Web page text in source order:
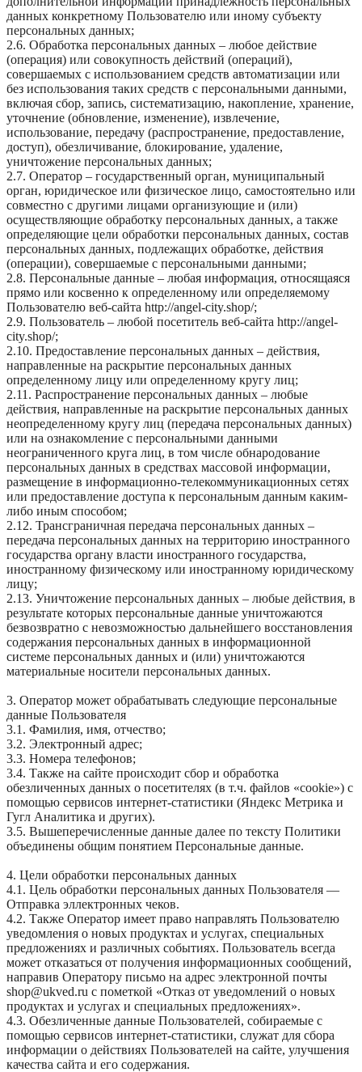
данных конкретному Пользователю или иному субъекту
персональных данных;
2.6. Обработка персональных данных – любое действие
(операция) или совокупность действий (операций),
совершаемых с использованием средств автоматизации или
без использования таких средств с персональными данными,
включая сбор, запись, систематизацию, накопление, хранение,
уточнение (обновление, изменение), извлечение,
использование, передачу (распространение, предоставление,
доступ), обезличивание, блокирование, удаление,
уничтожение персональных данных;
2.7. Оператор – государственный орган, муниципальный
орган, юридическое или физическое лицо, самостоятельно или
совместно с другими лицами организующие и (или)
осуществляющие обработку персональных данных, а также
определяющие цели обработки персональных данных, состав
персональных данных, подлежащих обработке, действия
(операции), совершаемые с персональными данными;
2.8. Персональные данные – любая информация, относящаяся
прямо или косвенно к определенному или определяемому
Пользователю веб-сайта http://angel-city.shop/;
2.9. Пользователь – любой посетитель веб-сайта http://angel-
city.shop/;
2.10. Предоставление персональных данных – действия,
направленные на раскрытие персональных данных
определенному лицу или определенному кругу лиц;
2.11. Распространение персональных данных – любые
действия, направленные на раскрытие персональных данных
неопределенному кругу лиц (передача персональных данных)
или на ознакомление с персональными данными
неограниченного круга лиц, в том числе обнародование
персональных данных в средствах массовой информации,
размещение в информационно-телекоммуникационных сетях
или предоставление доступа к персональным данным каким-
либо иным способом;
2.12. Трансграничная передача персональных данных –
передача персональных данных на территорию иностранного
государства органу власти иностранного государства,
иностранному физическому или иностранному юридическому
лицу;
2.13. Уничтожение персональных данных – любые действия, в
результате которых персональные данные уничтожаются
безвозвратно с невозможностью дальнейшего восстановления
содержания персональных данных в информационной
системе персональных данных и (или) уничтожаются
материальные носители персональных данных.
3. Оператор может обрабатывать следующие персональные
данные Пользователя
3.1. Фамилия, имя, отчество;
3.2. Электронный адрес;
3.3. Номера телефонов;
3.4. Также на сайте происходит сбор и обработка
обезличенных данных о посетителях (в т.ч. файлов «cookie») с
помощью сервисов интернет-статистики (Яндекс Метрика и
Гугл Аналитика и других).
3.5. Вышеперечисленные данные далее по тексту Политики
объединены общим понятием Персональные данные.
4. Цели обработки персональных данных
4.1. Цель обработки персональных данных Пользователя —
Отправка эллектронных чеков.
4.2. Также Оператор имеет право направлять Пользователю
уведомления о новых продуктах и услугах, специальных
предложениях и различных событиях. Пользователь всегда
может отказаться от получения информационных сообщений,
направив Оператору письмо на адрес электронной почты
shop@ukved.ru с пометкой «Отказ от уведомлений о новых
продуктах и услугах и специальных предложениях».
4.3. Обезличенные данные Пользователей, собираемые с
помощью сервисов интернет-статистики, служат для сбора
информации о действиях Пользователей на сайте, улучшения
качества сайта и его содержания.